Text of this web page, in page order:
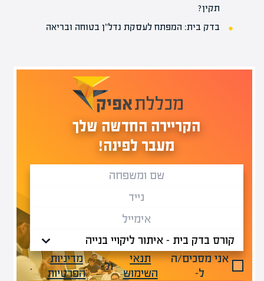
תקין?
בדק בית: המפתח לעסקת נדל"ן בטוחה ובריאה
הקריירה החדשה שלך
מעבר לפינה!
אני מסכים/ה
ל-
תנאי
השימוש
ול-
מדיניות
הפרטיות
.